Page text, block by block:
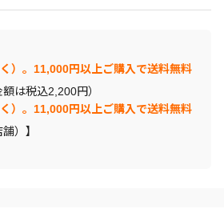
）。11,000円以上ご購入で送料無料
は税込2,200円）
）。11,000円以上ご購入で送料無料
）】